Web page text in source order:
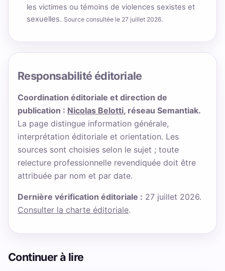
les victimes ou témoins de violences sexistes et
sexuelles. Source consultée le 27 juillet 2026.
Responsabilité éditoriale
Coordination éditoriale et direction de
publication : Nicolas Belotti, réseau Semantiak.
La page distingue information générale,
interprétation éditoriale et orientation. Les
sources sont choisies selon le sujet ; toute
relecture professionnelle revendiquée doit être
attribuée par nom et par date.
Dernière vérification éditoriale : 27 juillet 2026.
Consulter la charte éditoriale.
Continuer à lire